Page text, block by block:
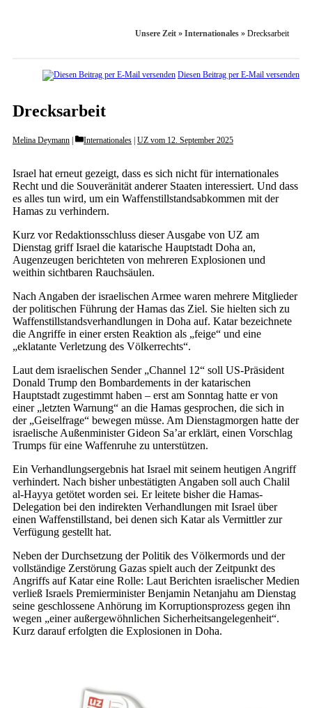
Unsere Zeit » Internationales » Drecksarbeit
Diesen Beitrag per E-Mail versenden
Drecksarbeit
Melina Deymann Categories
Internationales UZ vom 12. September 2025
Israel hat erneut gezeigt, dass es sich nicht für internationales
Recht und die Souveränität anderer Staaten interessiert. Und dass
es alles tun wird, um ein Waffenstillstandsabkommen mit der
Hamas zu verhindern.
Kurz vor Redaktionsschluss dieser Ausgabe von UZ am
Dienstag griff Israel die katarische Hauptstadt Doha an,
Augenzeugen berichteten von mehreren Explosionen und
weithin sichtbaren Rauchsäulen.
Nach Angaben der israelischen Armee waren mehrere Mitglieder
der politischen Führung der Hamas das Ziel. Sie hielten sich zu
Waffenstillstandsverhandlungen in Doha auf. Katar bezeichnete
die Angriffe in einer ersten Reaktion als „feige“ und eine
„eklatante Verletzung des Völkerrechts“.
Laut dem israelischen Sender „Channel 12“ soll US-Präsident
Donald Trump den Bombardements in der katarischen
Hauptstadt zugestimmt haben – erst am Sonntag hatte er von
einer „letzten Warnung“ an die Hamas gesprochen, die sich in
der „Geiselfrage“ bewegen müsse. Am Dienstagmorgen hatte der
israelische Außenminister Gideon Sa’ar erklärt, einen Vorschlag
Trumps für eine Waffenruhe zu unterstützen.
Ein Verhandlungsergebnis hat Israel mit seinem heutigen Angriff
verhindert. Nach bisher unbestätigten Angaben soll auch Chalil
al-Hayya getötet worden sei. Er leitete bisher die Hamas-
Delegation bei den indirekten Verhandlungen mit Israel über
einen Waffenstillstand, bei denen sich Katar als Vermittler zur
Verfügung gestellt hat.
Neben der Durchsetzung der Politik des Völkermords und der
vollständige Zerstörung Gazas spielt auch der Zeitpunkt des
Angriffs auf Katar eine Rolle: Laut Berichten israelischer Medien
verließ Israels Premierminister Benjamin Netanjahu am Dienstag
seine geschlossene Anhörung im Korruptionsprozess gegen ihn
wegen „einer außergewöhnlichen Sicherheitsangelegenheit“.
Kurz darauf erfolgten die Explosionen in Doha.